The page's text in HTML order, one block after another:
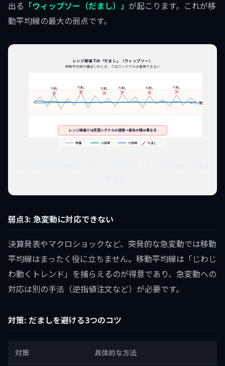
出る 「ウィップソー（だまし）」 が起こります。これが移
動平均線の最大の弱点です。
レンジ相場での「だまし」（ウィップソー）
移動平均線が横ばいのとき、クロスシグナルは信用できない
レンジ圏
だまし だまし だまし だまし だまし だまし
レンジ相場では売買シグナルが連発→損失が積み重なる
株価 25日線 75日線 だまし
弱点3: 急変動に対応できない
決算発表やマクロショックなど、突発的な急変動では移動
平均線はまったく役に立ちません。移動平均線は「じわじ
わ動くトレンド」を捕らえるのが得意であり、急変動への
対応は別の手法（逆指値注文など）が必要です。
対策: だましを避ける3つのコツ
対策 具体的な方法